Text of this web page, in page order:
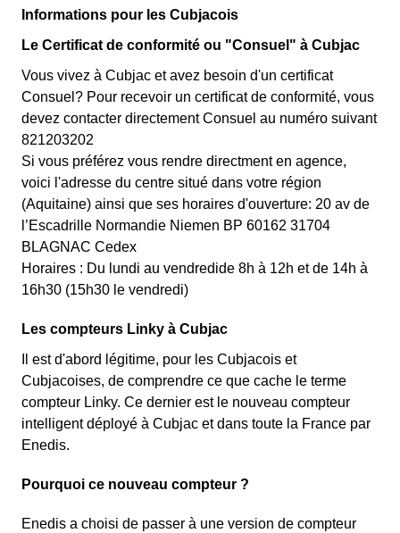
Informations pour les Cubjacois
Le Certificat de conformité ou "Consuel" à Cubjac
Vous vivez à Cubjac et avez besoin d'un certificat
Consuel? Pour recevoir un certificat de conformité, vous
devez contacter directement Consuel au numéro suivant
821203202
Si vous préférez vous rendre directment en agence,
voici l'adresse du centre situé dans votre région
(Aquitaine) ainsi que ses horaires d'ouverture: 20 av de
l’Escadrille Normandie Niemen BP 60162 31704
BLAGNAC Cedex
Horaires : Du lundi au vendredide 8h à 12h et de 14h à
16h30 (15h30 le vendredi)
Les compteurs Linky à Cubjac
Il est d'abord légitime, pour les Cubjacois et
Cubjacoises, de comprendre ce que cache le terme
compteur Linky. Ce dernier est le nouveau compteur
intelligent déployé à Cubjac et dans toute la France par
Enedis.
Pourquoi ce nouveau compteur ?
Enedis a choisi de passer à une version de compteur